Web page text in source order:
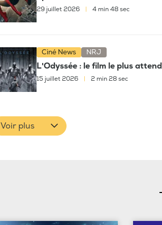
29 juillet 2026 4 min 48 sec
Ciné News NRJ
L'Odyssée : le film le plus
15 juillet 2026 2 min 28 sec
Voir plus